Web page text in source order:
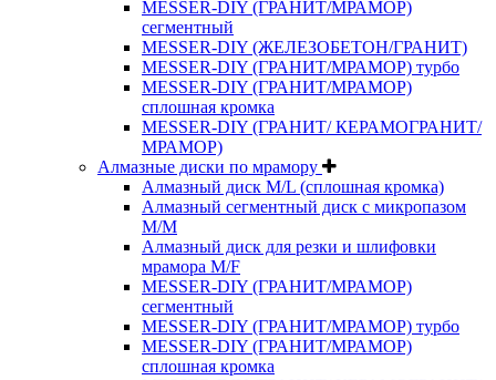
MESSER-DIY (ГРАНИТ/МРАМОР)
сегментный
MESSER-DIY (ЖЕЛЕЗОБЕТОН/ГРАНИТ)
MESSER-DIY (ГРАНИТ/МРАМОР) турбо
MESSER-DIY (ГРАНИТ/МРАМОР)
сплошная кромка
MESSER-DIY (ГРАНИТ/ КЕРАМОГРАНИТ/
МРАМОР)
Алмазные диски по мрамору
Алмазный диск M/L (сплошная кромка)
Алмазный сегментный диск с микропазом
M/M
Алмазный диск для резки и шлифовки
мрамора M/F
MESSER-DIY (ГРАНИТ/МРАМОР)
сегментный
MESSER-DIY (ГРАНИТ/МРАМОР) турбо
MESSER-DIY (ГРАНИТ/МРАМОР)
сплошная кромка